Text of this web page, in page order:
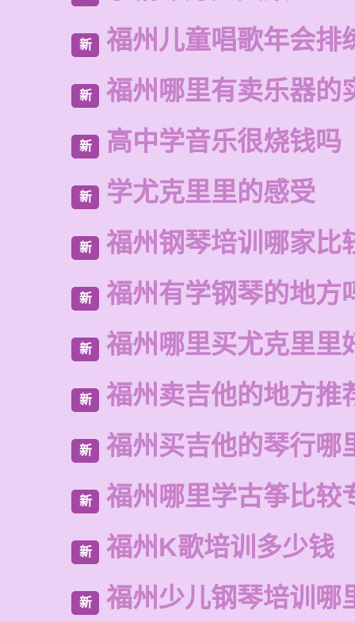
新 福州儿童唱歌年会排
新 福州哪里有卖乐器的
新 高中学音乐很烧钱吗
新 学尤克里里的感受
新 福州钢琴培训哪家比
新 福州有学钢琴的地方
新 福州哪里买尤克里里
新 福州卖吉他的地方推
新 福州买吉他的琴行哪
新 福州哪里学古筝比较
新 福州K歌培训多少钱
新 福州少儿钢琴培训哪